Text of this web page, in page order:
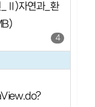
_Ⅱ)자연과_환
4